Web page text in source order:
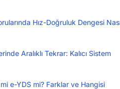
Hız-Doğruluk Dengesi
Aralıklı Tekrar: Kalıcı Sistem
e-YDS mi? Farklar ve Hangisi